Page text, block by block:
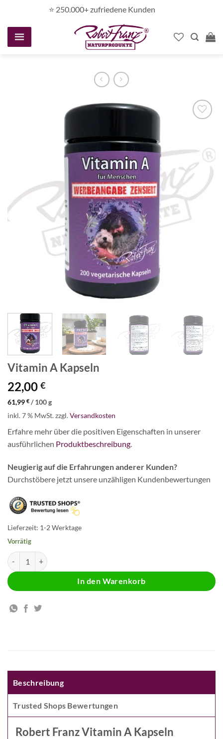
springen
⭐️ 250.000+ zufriedene Kunden
Vitamin A Kapseln
22,00 €
61,99 € /100g
inkl. 7 % MwSt.zzgl.Versandkosten
Erfahre mehr über die positiven Eigenschaften in unserer
ausführlichen Produktbeschreibung.
Neugierig auf die Erfahrungen anderer Kunden?
Durchstöbere jetzt unsere unzähligen Kundenbewertungen
Lieferzeit: 1-2 Werktage
Vorrätig
Vitamin A Kapseln Menge
In den Warenkorb
Beschreibung
Trusted Shops Bewertungen
Robert FranzVitamin A Kapseln